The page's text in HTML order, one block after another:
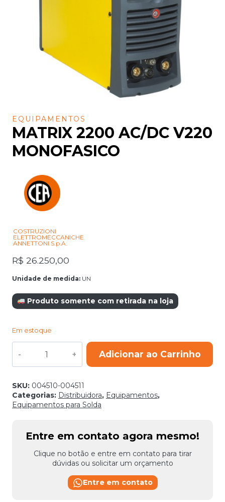
EQUIPAMENTOS
MATRIX 2200 AC/DC V220
MONOFASICO
COSTRUZIONI
ELETTROMECCANICHE
ANNETTONI S.p.A.
R$ 26.250,00
Unidade de medida: UN
Produto somente com retirada na loja
Em estoque
2200
AC/DC
MONOFASICO
quantidade
Adicionar ao Carrinho
SKU: 004510-004511
Categorias: Distribuidora, Equipamentos,
Equipamentos para Solda
Entre em contato agora mesmo!
Clique no botão e entre em contato para tirar
dúvidas ou solicitar um orçamento
Entre em contato